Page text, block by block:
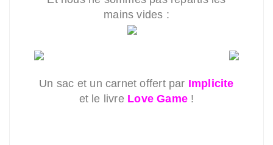
mains vides :
Un sac et un carnet offert par Implicite
et le livre Love Game !